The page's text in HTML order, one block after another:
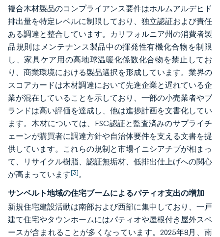
複合木材製品のコンプライアンス要件はホルムアルデヒド
排出量を特定レベルに制限しており、独立認証および責任
ある調達と整合しています。カリフォルニア州の消費者製
品規則はメンテナンス製品中の揮発性有機化合物を制限
し、家具ケア用の高地球温暖化係数化合物を禁止してお
り、商業環境における製品選択を形成しています。業界の
スコアカードは木材調達において先進企業と遅れている企
業が混在していることを示しており、一部の小売業者やブ
ランドは高い評価を達成し、他は進捗計画を文書化してい
ます。木材については、FSC認証と監査済みのサプライチ
ェーンが購買者に調達方針や自治体要件を支える文書を提
供しています。これらの規制と市場イニシアチブが相まっ
て、リサイクル樹脂、認証無垢材、低排出仕上げへの関心
が高まっています[3]。
サンベルト地域の住宅ブームによるパティオ支出の増加
新規住宅建設活動は南部および西部に集中しており、一戸
建て住宅やタウンホームにはパティオや屋根付き屋外スペ
ースが含まれることが多くなっています。2025年8月、南